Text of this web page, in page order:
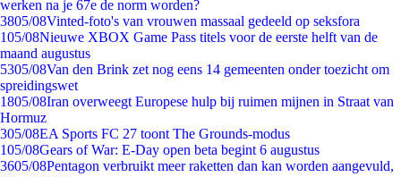
werken na je 67e de norm worden?
3805/08Vinted-foto's van vrouwen massaal gedeeld op seksfora
105/08Nieuwe XBOX Game Pass titels voor de eerste helft van de
maand augustus
5305/08Van den Brink zet nog eens 14 gemeenten onder toezicht om
spreidingswet
1805/08Iran overweegt Europese hulp bij ruimen mijnen in Straat van
Hormuz
305/08EA Sports FC 27 toont The Grounds-modus
105/08Gears of War: E-Day open beta begint 6 augustus
3605/08Pentagon verbruikt meer raketten dan kan worden aangevuld,